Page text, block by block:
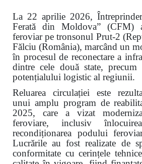
La 22 aprilie 2026,
Ferată din Moldova” (CFM)
feroviar pe tronsonul Prut-2
Fălciu (România), marcând un
în procesul de reconectare a
dintre cele două state,
potențialului logistic al regiunii.
Reluarea circulației este
unui amplu program de
2025, care a vizat
feroviare, inclusiv
recondiționarea podului
Lucrările au fost realizate de
conformitate cu cerințele